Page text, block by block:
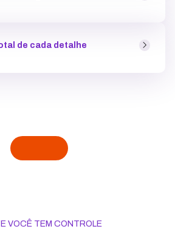
clientes, além de ter todos os
de cada detalhe
VOCÊ TEM CONTROLE